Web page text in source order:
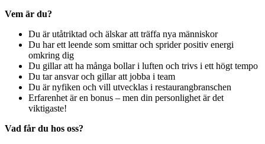
Vem är du?
Du är utåtriktad och älskar att träffa nya människor
Du har ett leende som smittar och sprider positiv energi
omkring dig
Du gillar att ha många bollar i luften och trivs i ett högt tempo
Du tar ansvar och gillar att jobba i team
Du är nyfiken och vill utvecklas i restaurangbranschen
Erfarenhet är en bonus – men din personlighet är det
viktigaste!
Vad får du hos oss?